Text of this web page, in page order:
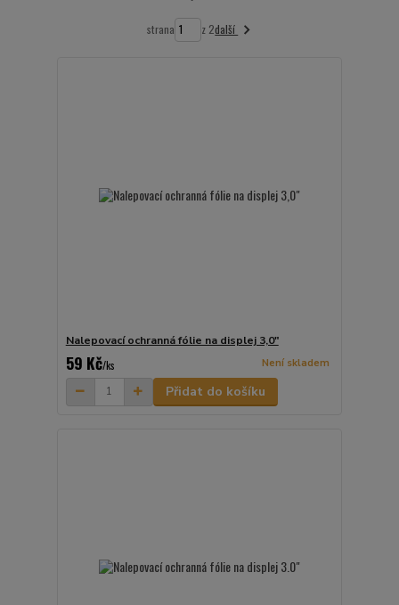
strana z 2další
Nalepovací ochranná fólie na displej 3,0"
59 Kč/ks Není skladem
Přidat do košíku